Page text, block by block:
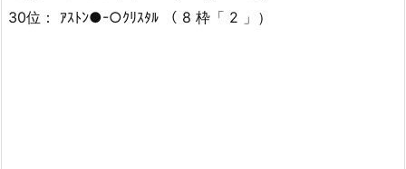
30位： ｱｽﾄﾝ●-○ｸﾘｽﾀﾙ （ 8 枠「 2 」）